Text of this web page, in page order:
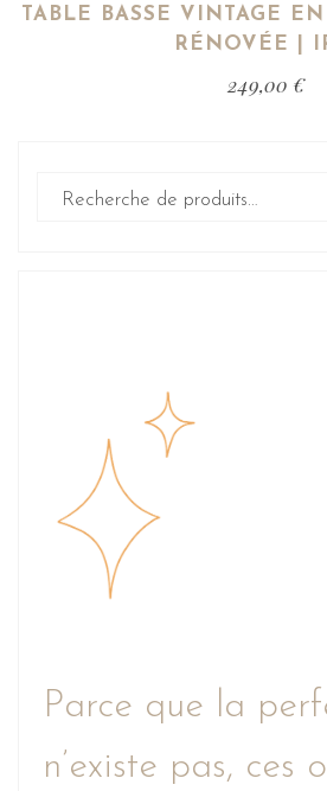
TABLE BASSE VINTAGE
RÉNOVÉE |
249,00 €
Parce que la
n’existe pas, ces